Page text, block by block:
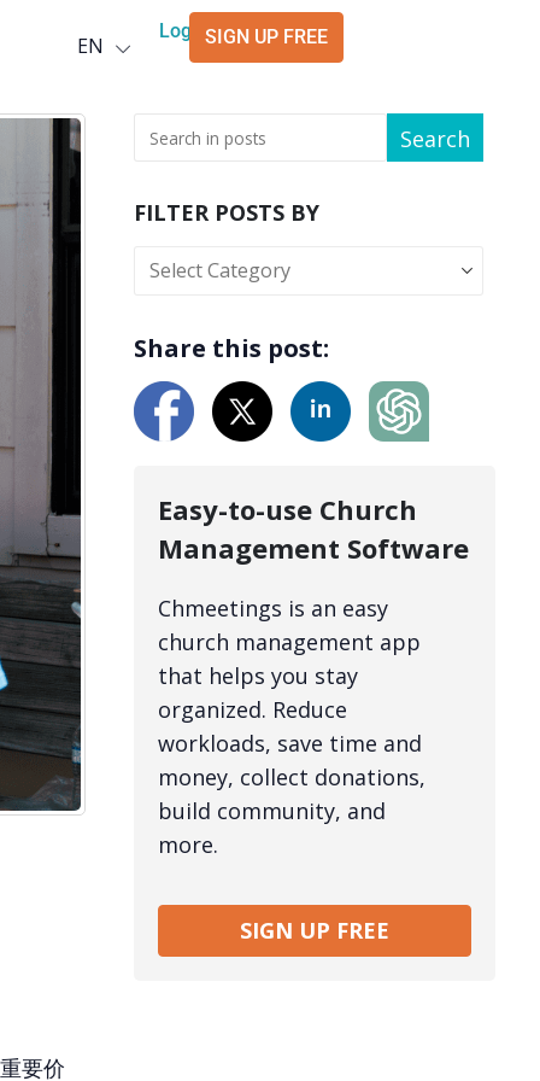
EN
العربية
LoginSIGN UP FREE
要价
Search
FILTER POSTS BY
Share this post:
Easy-to-use Church
Management Software
Chmeetings is an easy
church management app
that helps you stay
organized. Reduce
workloads, save time and
money, collect donations,
build community, and
more.
SIGN UP FREE